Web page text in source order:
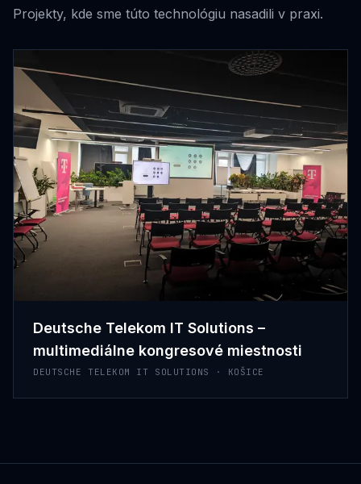
Projekty, kde sme túto technológiu nasadili v praxi.
Deutsche Telekom IT Solutions –
multimediálne kongresové miestnosti
DEUTSCHE TELEKOM IT SOLUTIONS · KOŠICE